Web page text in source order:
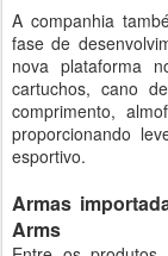
A companhia
fase de
nova plataforma
cartuchos, cano
comprimento,
proporcionando
esportivo.
Armas
Arms